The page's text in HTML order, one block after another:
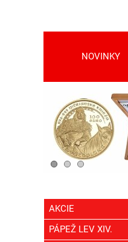
NOVINKY
AKCIE
PÁPEŽ LEV XIV.